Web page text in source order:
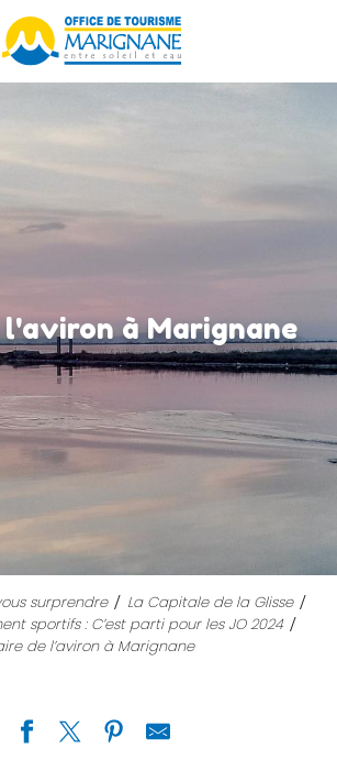
l'aviron à Marignane
surprendre
La Capitale de la Glisse
sportifs : C’est parti pour les JO 2024
de l’aviron à Marignane